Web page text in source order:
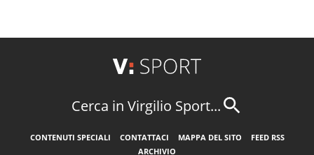
Cerca in Virgilio Sport...
CONTENUTI SPECIALI CONTATTACI MAPPA DEL SITO
FEED RSS
ARCHIVIO